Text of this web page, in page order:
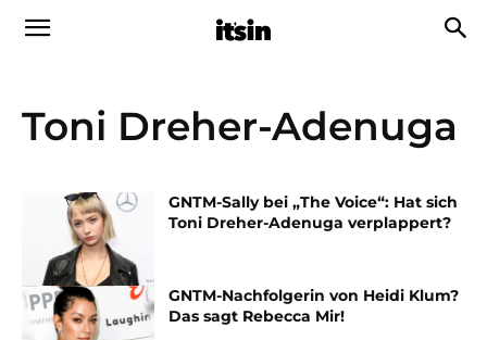
Toni Dreher-Adenuga
GNTM-Sally bei „The Voice“: Hat sich
Toni Dreher-Adenuga verplappert?
GNTM-Nachfolgerin von Heidi Klum?
Das sagt Rebecca Mir!